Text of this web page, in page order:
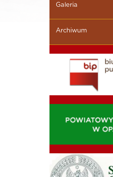
Galeria
Archiwum